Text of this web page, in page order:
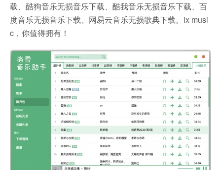
载、酷狗音乐无损音乐下载、酷我音乐无损音乐下载、百
度音乐无损音乐下载、网易云音乐无损歌典下载。lx musi
c，你值得拥有！